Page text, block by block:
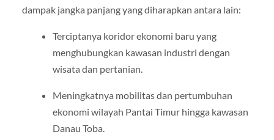
dampak jangka panjang yang diharapkan antara lain:
Terciptanya koridor ekonomi baru yang
menghubungkan kawasan industri dengan
wisata dan pertanian.
Meningkatnya mobilitas dan pertumbuhan
ekonomi wilayah Pantai Timur hingga kawasan
Danau Toba.